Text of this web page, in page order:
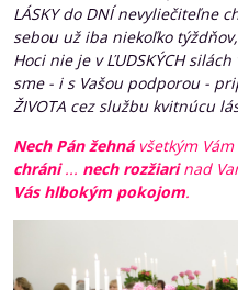
LÁSKY do DNÍ nevyliečiteľne
sebou už iba niekoľko
Hoci nie je v ĽUDSKÝCH
sme - i s Vašou podporou -
ŽIVOTA cez službu kvitnúcu
Nech Pán žehnávšetkým
chráni... nech rozžiarinad
Vás hlbokým pokojom.